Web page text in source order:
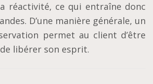
réactivité, ce qui entraîne donc
D’une manière générale, un
permet au client d’être
libérer son esprit.